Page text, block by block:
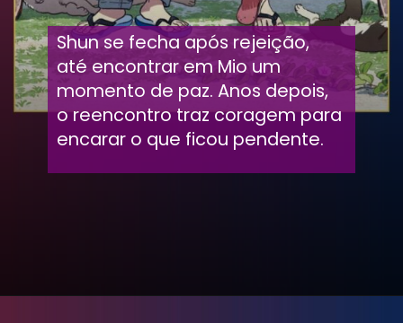
Shun se fecha após rejeição,
até encontrar em Mio um
momento de paz. Anos depois,
o reencontro traz coragem para
encarar o que ficou pendente.